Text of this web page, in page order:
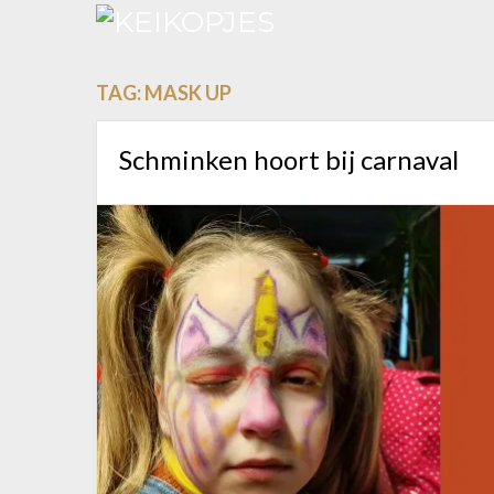
TAG:MASK UP
Schminken hoort bij carnaval